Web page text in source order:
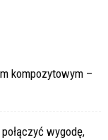
kompozytowym –
wygodę,